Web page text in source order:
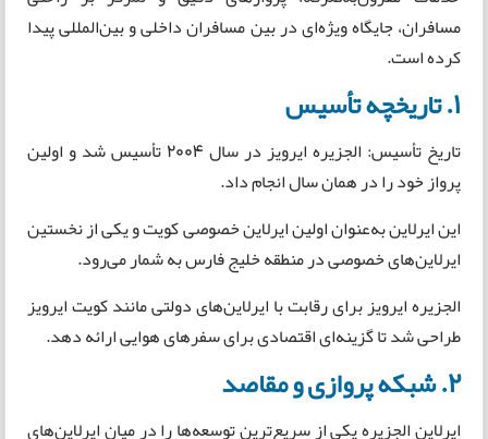
مسافران، جایگاه ویژه‌ای در بین مسافران داخلی و بین‌المللی پیدا
کرده است.
1. تاریخچه تأسیس
تاریخ تأسیس: الجزیره ایرویز در سال 2004 تأسیس شد و اولین
پرواز خود را در همان سال انجام داد.
این ایرلاین به‌عنوان اولین ایرلاین خصوصی کویت و یکی از نخستین
ایرلاین‌های خصوصی در منطقه خلیج فارس به شمار می‌رود.
الجزیره ایرویز برای رقابت با ایرلاین‌های دولتی مانند کویت ایرویز
طراحی شد تا گزینه‌ای اقتصادی برای سفرهای هوایی ارائه دهد.
2. شبکه پروازی و مقاصد
ایرلاین الجزیره یکی از سریع‌ترین توسعه‌ها را در میان ایرلاین‌های